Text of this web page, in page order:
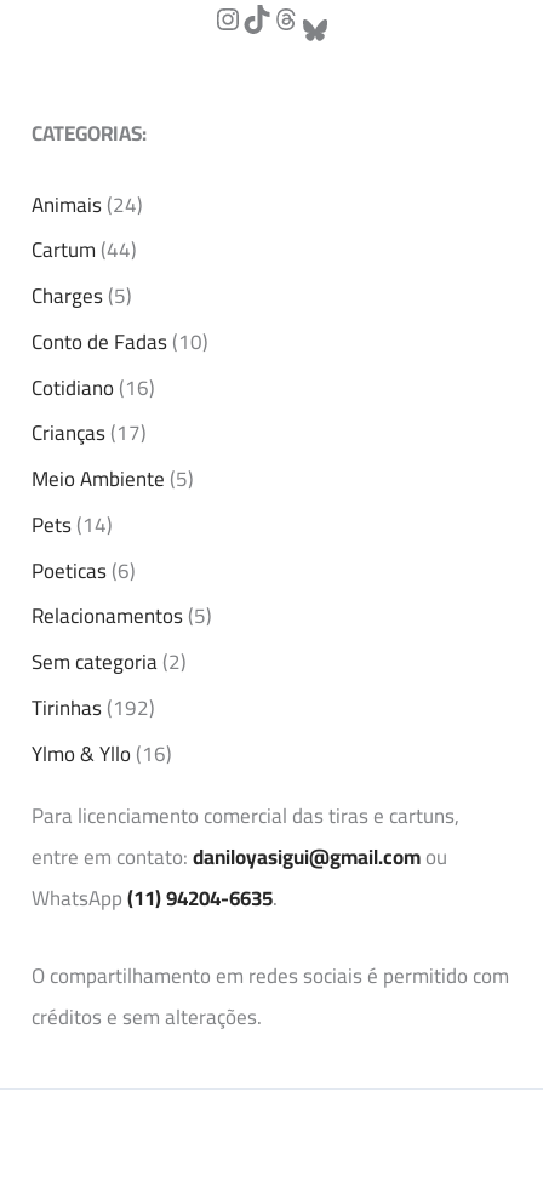
CATEGORIAS:
Animais(24)
Cartum(44)
Charges(5)
Conto de Fadas(10)
Cotidiano(16)
Crianças(17)
Meio Ambiente(5)
Pets(14)
Poeticas(6)
Relacionamentos(5)
Sem categoria(2)
Tirinhas(192)
Ylmo & Yllo(16)
Para licenciamento comercial das tiras e cartuns,
entre em contato:daniloyasigui@gmail.comou
WhatsApp(11) 94204-6635.
O compartilhamento em redes sociais é permitido com
créditos e sem alterações.